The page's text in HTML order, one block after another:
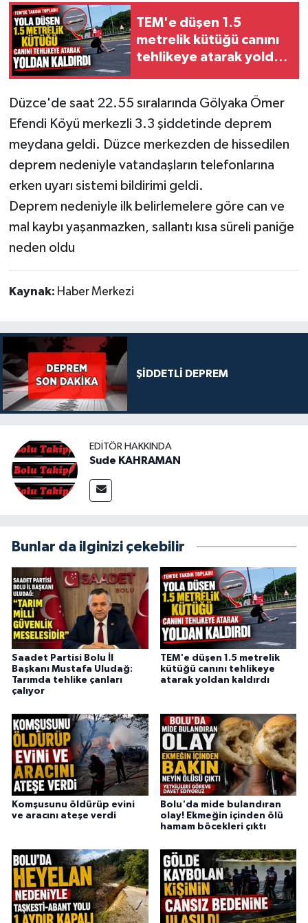
TEM'e düşen 1.5
metrelik kütüğü canını
tehlikeye atarak yoldan
Düzce'de saat 22.55 sıralarında Gölyaka Ömer
Efendi Köyü merkezli 3.3 şiddetinde deprem
meydana geldi. Düzce merkezden de hissedilen
deprem nedeniyle vatandaşların telefonlarına
erken uyarı sistemi bildirimi geldi.
Deprem nedeniyle ilk belirlemelere göre can ve
mal kaybı yaşanmazken, sallantı kısa süreli paniğe
neden oldu
Kaynak: Haber Merkezi
ŞİDDETLİ DEPREM
EDITÖR HAKKINDA
Sude KAHRAMAN
Bunlar da ilginizi çekebilir
Saadet Partisi Bolu İl
Başkanı Mustafa Uludağ:
Tarımda tehlike çanları
çalıyor
TEM'e düşen 1.5 metrelik
kütüğü canını tehlikeye
atarak yoldan kaldırdı
Komşusunu öldürüp evini
ve aracını ateşe verdi
Bolu'da mide bulandıran
olay! Ekmeğin içinden ölü
hamam böcekleri çıktı